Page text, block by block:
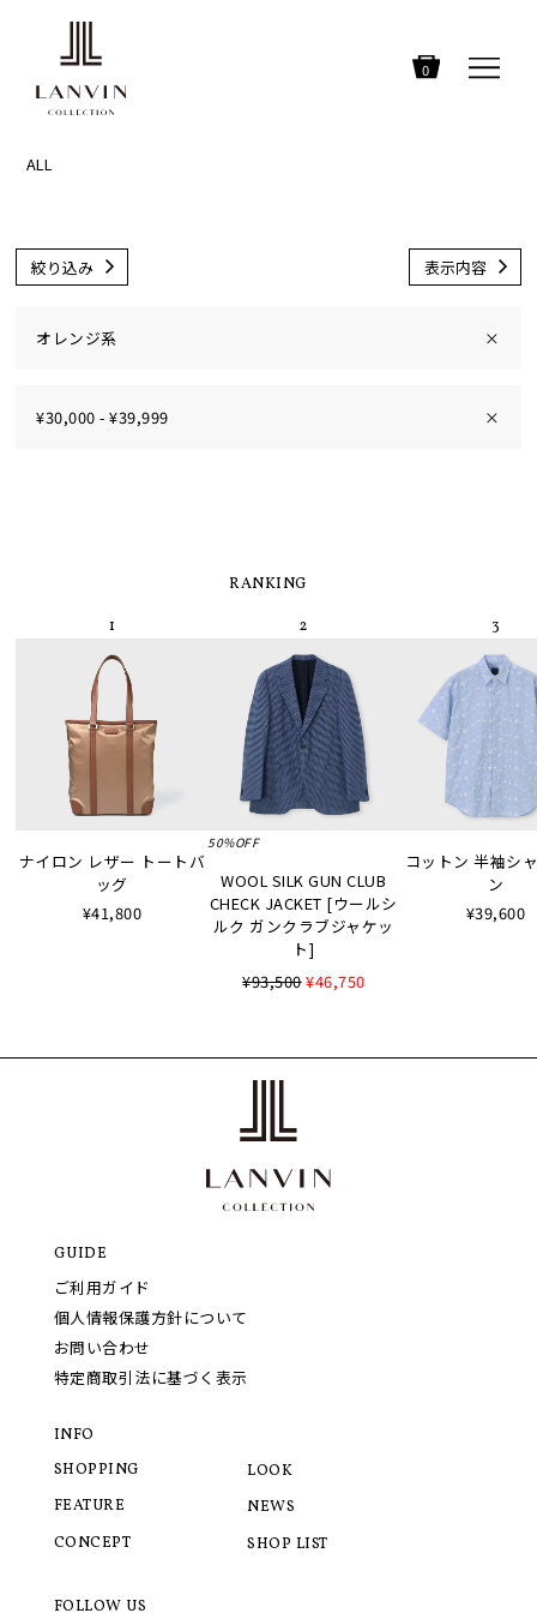
0
ALL
絞り込み 表示内容
オレンジ系 ×
¥30,000 - ¥39,999 ×
RANKING
ナイロン レザー トートバ
ッグ
¥41,800
50%OFF
WOOL SILK GUN CLUB
CHECK JACKET [ウールシ
ルク ガンクラブジャケッ
ト]
¥93,500¥46,750
コットン 半袖シ
ン
¥39,600
GUIDE
ご利用ガイド
個人情報保護方針について
お問い合わせ
特定商取引法に基づく表示
INFO
SHOPPING
FEATURE
CONCEPT
LOOK
NEWS
SHOP LIST
FOLLOW US